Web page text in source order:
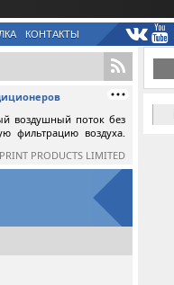
КОНТАКТЫ
воздушный поток без
фильтрацию воздуха.
PRODUCTS LIMITED